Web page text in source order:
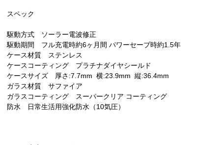
スペック
駆動方式 ソーラー電波修正
駆動期間 フル充電時約6ヶ月間 パワーセーブ時約1.5年
ケース材質 ステンレス
ケースコーティング プラチナダイヤシールド
ケースサイズ 厚さ:7.7mm 横:23.9mm 縦:36.4mm
ガラス材質 サファイア
ガラスコーティング スーパークリア コーティング
防水 日常生活用強化防水（10気圧）